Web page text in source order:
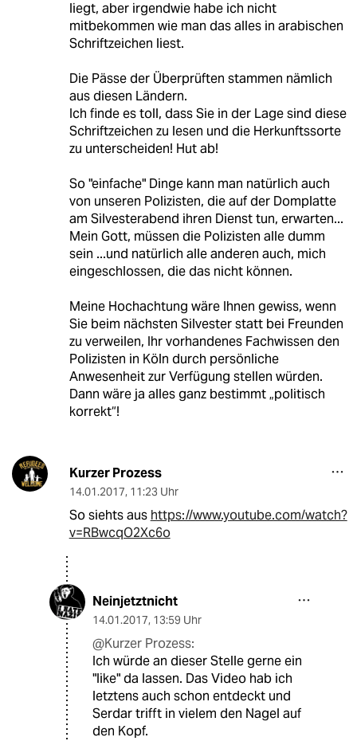
liegt, aber irgendwie habe ich nicht
mitbekommen wie man das alles in arabischen
Schriftzeichen liest.
Die Pässe der Überprüften stammen nämlich
aus diesen Ländern.
Ich finde es toll, dass Sie in der Lage sind diese
Schriftzeichen zu lesen und die Herkunftssorte
zu unterscheiden! Hut ab!
So "einfache" Dinge kann man natürlich auch
von unseren Polizisten, die auf der Domplatte
am Silvesterabend ihren Dienst tun, erwarten...
Mein Gott, müssen die Polizisten alle dumm
sein ...und natürlich alle anderen auch, mich
eingeschlossen, die das nicht können.
Meine Hochachtung wäre Ihnen gewiss, wenn
Sie beim nächsten Silvester statt bei Freunden
zu verweilen, Ihr vorhandenes Fachwissen den
Polizisten in Köln durch persönliche
Anwesenheit zur Verfügung stellen würden.
Dann wäre ja alles ganz bestimmt „politisch
korrekt“!
Kurzer Prozess
14.01.2017, 11:23 Uhr
So siehts aus https://www.youtube.com/watch?
v=RBwcqO2Xc6o
Neinjetztnicht
14.01.2017, 13:59 Uhr
@Kurzer Prozess:
Ich würde an dieser Stelle gerne ein
"like" da lassen. Das Video hab ich
letztens auch schon entdeckt und
Serdar trifft in vielem den Nagel auf
den Kopf.